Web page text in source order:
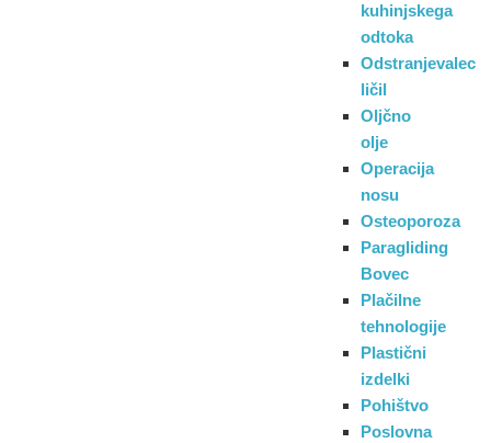
kuhinjskega
odtoka
Odstranjevalec
ličil
Oljčno
olje
Operacija
nosu
Osteoporoza
Paragliding
Bovec
Plačilne
tehnologije
Plastični
izdelki
Pohištvo
Poslovna